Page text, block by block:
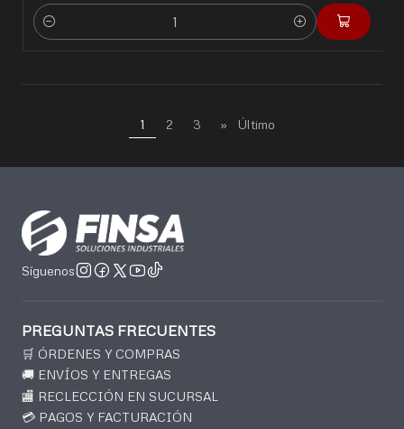
Cantidad
1 2 3 » Último
Síguenos
PREGUNTAS FRECUENTES
🛒 ÓRDENES Y COMPRAS
🚚 ENVÍOS Y ENTREGAS
🏬 RECLECCIÓN EN SUCURSAL
💳 PAGOS Y FACTURACIÓN